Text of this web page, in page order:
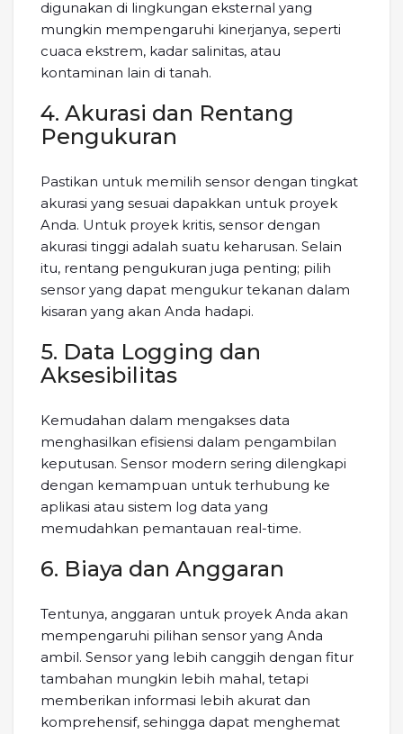
digunakan di lingkungan eksternal yang
mungkin mempengaruhi kinerjanya, seperti
cuaca ekstrem, kadar salinitas, atau
kontaminan lain di tanah.
4. Akurasi dan Rentang
Pengukuran
Pastikan untuk memilih sensor dengan tingkat
akurasi yang sesuai dapakkan untuk proyek
Anda. Untuk proyek kritis, sensor dengan
akurasi tinggi adalah suatu keharusan. Selain
itu, rentang pengukuran juga penting; pilih
sensor yang dapat mengukur tekanan dalam
kisaran yang akan Anda hadapi.
5. Data Logging dan
Aksesibilitas
Kemudahan dalam mengakses data
menghasilkan efisiensi dalam pengambilan
keputusan. Sensor modern sering dilengkapi
dengan kemampuan untuk terhubung ke
aplikasi atau sistem log data yang
memudahkan pemantauan real-time.
6. Biaya dan Anggaran
Tentunya, anggaran untuk proyek Anda akan
mempengaruhi pilihan sensor yang Anda
ambil. Sensor yang lebih canggih dengan fitur
tambahan mungkin lebih mahal, tetapi
memberikan informasi lebih akurat dan
komprehensif, sehingga dapat menghemat